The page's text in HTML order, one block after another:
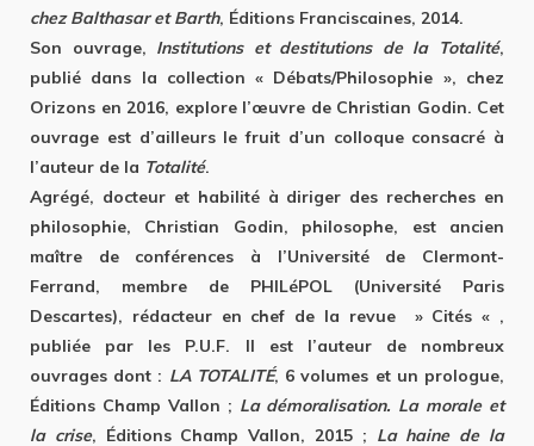
chez Balthasar et Barth, Éditions Franciscaines, 2014.
Son ouvrage, Institutions et destitutions de la Totalité,
publié dans la collection « Débats/Philosophie », chez
Orizons en 2016, explore l’œuvre de Christian Godin. Cet
ouvrage est d’ailleurs le fruit d’un colloque consacré à
l’auteur de la Totalité.
Agrégé, docteur et habilité à diriger des recherches en
philosophie, Christian Godin, philosophe, est ancien
maître de conférences à l’Université de Clermont-
Ferrand, membre de PHILéPOL (Université Paris
Descartes), rédacteur en chef de la revue » Cités « ,
publiée par les P.U.F. Il est l’auteur de nombreux
ouvrages dont : LA TOTALITÉ, 6 volumes et un prologue,
Éditions Champ Vallon ; La démoralisation. La morale et
la crise, Éditions Champ Vallon, 2015 ; La haine de la